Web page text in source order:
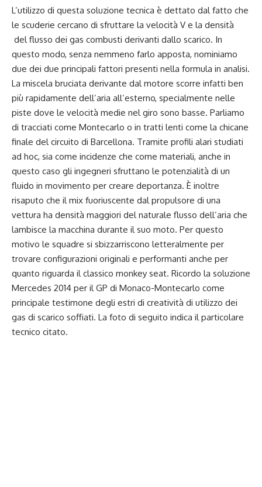
L’utilizzo di questa soluzione tecnica è dettato dal fatto che
le scuderie cercano di sfruttare la velocità V e la densità
del flusso dei gas combusti derivanti dallo scarico. In
questo modo, senza nemmeno farlo apposta, nominiamo
due dei due principali fattori presenti nella formula in analisi.
La miscela bruciata derivante dal motore scorre infatti ben
più rapidamente dell’aria all’esterno, specialmente nelle
piste dove le velocità medie nel giro sono basse. Parliamo
di tracciati come Montecarlo o in tratti lenti come la chicane
finale del circuito di Barcellona. Tramite profili alari studiati
ad hoc, sia come incidenze che come materiali, anche in
questo caso gli ingegneri sfruttano le potenzialità di un
fluido in movimento per creare deportanza. È inoltre
risaputo che il mix fuoriuscente dal propulsore di una
vettura ha densità maggiori del naturale flusso dell’aria che
lambisce la macchina durante il suo moto. Per questo
motivo le squadre si sbizzarriscono letteralmente per
trovare configurazioni originali e performanti anche per
quanto riguarda il classico monkey seat. Ricordo la soluzione
Mercedes 2014 per il GP di Monaco-Montecarlo come
principale testimone degli estri di creatività di utilizzo dei
gas di scarico soffiati. La foto di seguito indica il particolare
tecnico citato.